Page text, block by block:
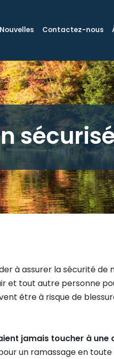
Nouvelles Contactez-nous
à assurer la sécurité de
et tout autre personne
être à risque de
jamais toucher à une
un ramassage en